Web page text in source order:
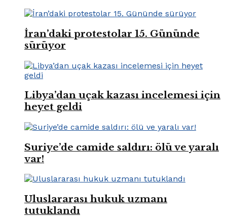
İran’daki protestolar 15. Gününde
sürüyor
Libya’dan uçak kazası incelemesi için
heyet geldi
Suriye’de camide saldırı: ölü ve yaralı
var!
Uluslararası hukuk uzmanı
tutuklandı